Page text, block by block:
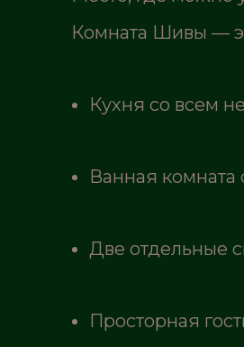
Комната Шивы —
Кухня со всем
Ванная
Две отдельные
Просторная